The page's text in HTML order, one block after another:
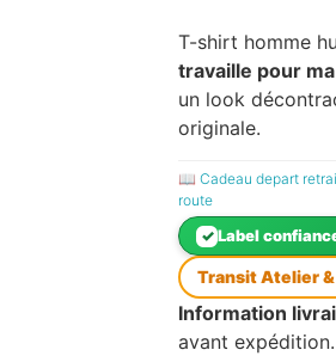
T-shirt homme
travaille pour
un look
originale.
📖 Cadeau depart
route
✓ Label
Transit Atelier
Information
avant expédition.